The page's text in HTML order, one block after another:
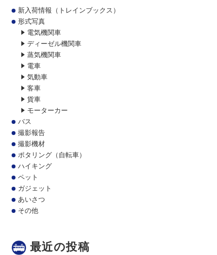
新入荷情報（トレインブックス）
形式写真
電気機関車
ディーゼル機関車
蒸気機関車
電車
気動車
客車
貨車
モーターカー
バス
撮影報告
撮影機材
ポタリング（自転車）
ハイキング
ペット
ガジェット
あいさつ
その他
最近の投稿